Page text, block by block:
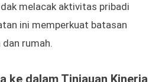
melacak aktivitas pribadi
ini memperkuat batasan
rumah.